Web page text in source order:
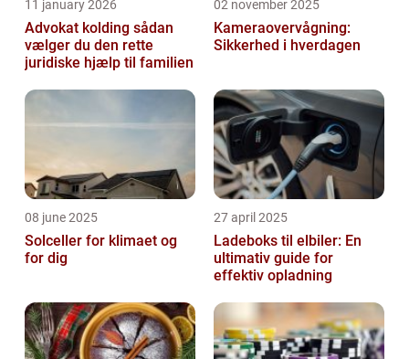
11 january 2026
Advokat kolding sådan
vælger du den rette
juridiske hjælp til familien
02 november 2025
Kameraovervågning:
Sikkerhed i hverdagen
08 june 2025
Solceller for klimaet og
for dig
27 april 2025
Ladeboks til elbiler: En
ultimativ guide for
effektiv opladning